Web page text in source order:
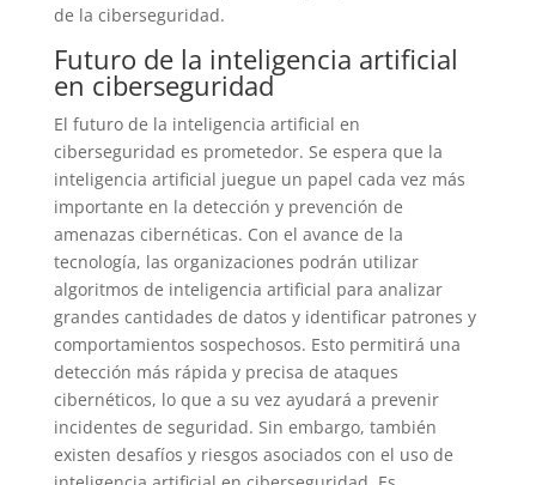
de la ciberseguridad.
Futuro de la inteligencia artificial
en ciberseguridad
El futuro de la inteligencia artificial en
ciberseguridad es prometedor. Se espera que la
inteligencia artificial juegue un papel cada vez más
importante en la detección y prevención de
amenazas cibernéticas. Con el avance de la
tecnología, las organizaciones podrán utilizar
algoritmos de inteligencia artificial para analizar
grandes cantidades de datos y identificar patrones y
comportamientos sospechosos. Esto permitirá una
detección más rápida y precisa de ataques
cibernéticos, lo que a su vez ayudará a prevenir
incidentes de seguridad. Sin embargo, también
existen desafíos y riesgos asociados con el uso de